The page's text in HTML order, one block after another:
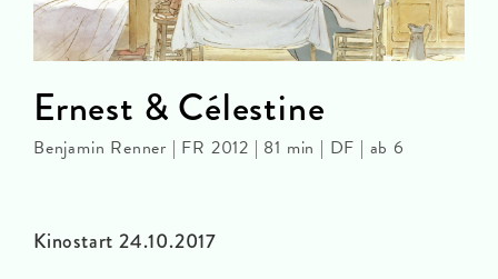
Kinostart 24.10.2017
Ernest & Célestine
Benjamin Renner | FR 2012 | 81 min | DF | ab 6